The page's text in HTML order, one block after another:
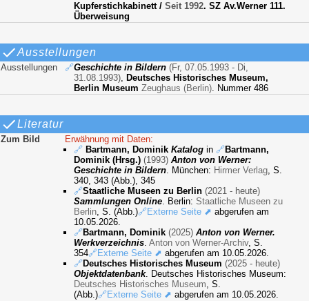
Kupferstichkabinett/Seit 1992. SZ Av.Werner 111.
Überweisung
Ausstellungen
Ausstellungen 🔗Geschichte in Bildern (Fr, 07.05.1993 - Di,
31.08.1993), Deutsches Historisches Museum,
Berlin Museum Zeughaus (Berlin). Nummer 486
Literatur
Zum Bild
Erwähnung mit Daten:
🔗 Bartmann, DominikKatalogin🔗Bartmann,
Dominik (Hrsg.) (1993) Anton von Werner:
Geschichte in Bildern. München: Hirmer Verlag, S.
340, 343 (Abb.), 345
🔗Staatliche Museen zu Berlin (2021 - heute)
Sammlungen Online. Berlin:Staatliche Museen zu
Berlin, S. (Abb.)🔗Externe Seite ⬈ abgerufen am
10.05.2026.
🔗Bartmann, Dominik (2025) Anton von Werner.
Werkverzeichnis.Anton von Werner-Archiv, S.
354🔗Externe Seite ⬈ abgerufen am 10.05.2026.
🔗Deutsches Historisches Museum (2025 - heute)
Objektdatenbank. Deutsches Historisches Museum:
Deutsches Historisches Museum, S.
(Abb.)🔗Externe Seite ⬈ abgerufen am 10.05.2026.